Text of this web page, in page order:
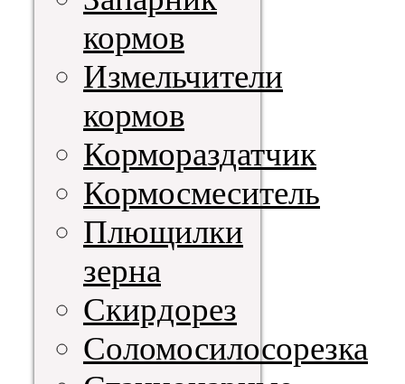
кормов
Измельчители
кормов
Кормораздатчик
Кормосмеситель
Плющилки
зерна
Скирдорез
Соломосилосорезка